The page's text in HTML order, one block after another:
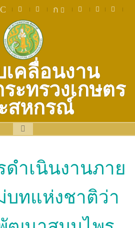
ก
เคลื่อนงาน
ะทรวงเกษตร
สหกรณ์
ดำเนินงานภาย
บทแห่งชาติว่า